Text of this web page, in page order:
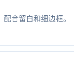
合留白和细边框。